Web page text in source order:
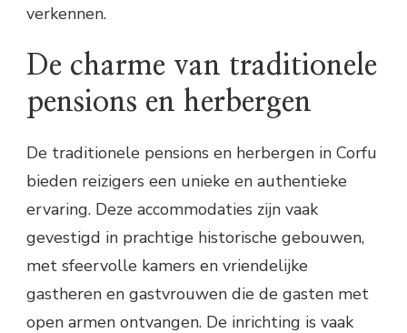
verkennen.
De charme van traditionele
pensions en herbergen
De traditionele pensions en herbergen in Corfu
bieden reizigers een unieke en authentieke
ervaring. Deze accommodaties zijn vaak
gevestigd in prachtige historische gebouwen,
met sfeervolle kamers en vriendelijke
gastheren en gastvrouwen die de gasten met
open armen ontvangen. De inrichting is vaak